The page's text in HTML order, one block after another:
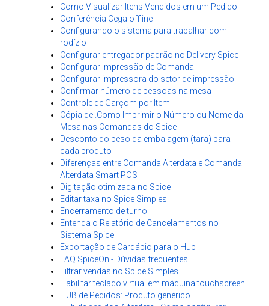
Como Visualizar Itens Vendidos em um Pedido
Conferência Cega offline
Configurando o sistema para trabalhar com
rodízio
Configurar entregador padrão no Delivery Spice
Configurar Impressão de Comanda
Configurar impressora do setor de impressão
Confirmar número de pessoas na mesa
Controle de Garçom por Item
Cópia de .Como Imprimir o Número ou Nome da
Mesa nas Comandas do Spice
Desconto do peso da embalagem (tara) para
cada produto
Diferenças entre Comanda Alterdata e Comanda
Alterdata Smart POS
Digitação otimizada no Spice
Editar taxa no Spice Simples
Encerramento de turno
Entenda o Relatório de Cancelamentos no
Sistema Spice
Exportação de Cardápio para o Hub
FAQ SpiceOn - Dúvidas frequentes
Filtrar vendas no Spice Simples
Habilitar teclado virtual em máquina touchscreen
HUB de Pedidos: Produto genérico